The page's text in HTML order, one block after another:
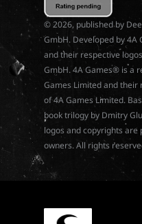
© 2026, published by
GmbH. Developed by 4A
and their respective
GmbH. 4A Games® is a
Games Limited and their
of 4A Games Limited.
book trilogy by Dmitry
logos and copyrights
owners. All rights